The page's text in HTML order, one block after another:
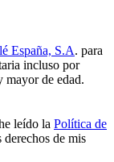
España, S.A. para
incluso por
mayor de edad.
leído la Política de
de mis